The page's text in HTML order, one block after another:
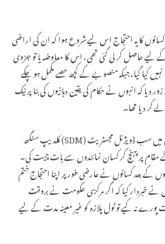
کا یہ احتجاج اس لیے شروع ہوا کہ ان کی اراضی
لیے حاصل کر لی گئی تھی، اس کا معاوضہ یا تو جزوی
نہیں کیا گیا، جبکہ منصوبے کے کچھ حصے مکمل ہو چکے
کہ انہوں نے حکام کی یقین دہانیوں کی بنا پر نیک
دیا تھا۔
مقامی انتظامیہ کے افسران، جن میں سب ڈویژنل مجسٹریٹ (SDM) کلدیپ سنگھ
پر پہنچ کر کسان نمائندوں سے بات چیت کی۔
کے بعد کسانوں نے عارضی طور پر اپنا احتجاج ختم
خبردار کیا کہ اگر مرکزی حکومت نے بروقت
نہ کیے تو ٹول پلازہ کو غیر معینہ مدت کے لیے